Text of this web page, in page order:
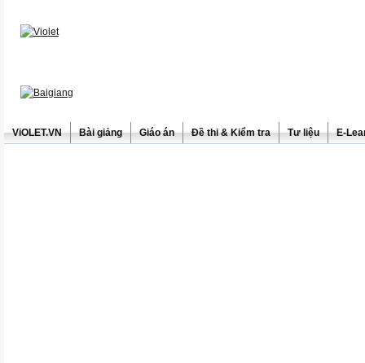
ViOLET.VN Bài giảng Giáo án Đề thi & Kiểm tra Tư liệu E-